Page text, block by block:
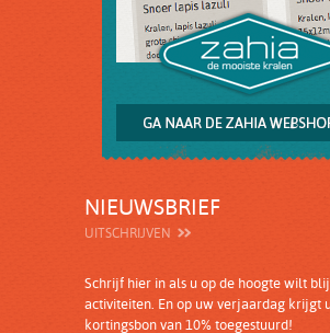
NIEUWSBRIEF
UITSCHRIJVEN
Schrijf hier in als u op de hoogte wilt
activiteiten. En op uw verjaardag krijgt
kortingsbon van 10% toegestuurd!